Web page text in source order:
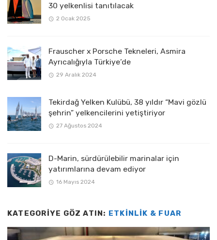
30 yelkenlisi tanıtılacak
2 Ocak 2025
Frauscher x Porsche Tekneleri, Asmira
Ayrıcalığıyla Türkiye’de
29 Aralık 2024
Tekirdağ Yelken Kulübü, 38 yıldır “Mavi gözlü
şehrin” yelkencilerini yetiştiriyor
27 Ağustos 2024
D-Marin, sürdürülebilir marinalar için
yatırımlarına devam ediyor
16 Mayıs 2024
KATEGORIYE GÖZ ATIN: ETKINLIK & FUAR